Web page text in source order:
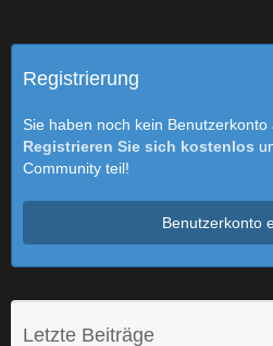
Registrierung
Sie haben noch kein
Registrieren Sie sich kostenlos
Community teil!
Benutzerkonto
Letzte Beiträge